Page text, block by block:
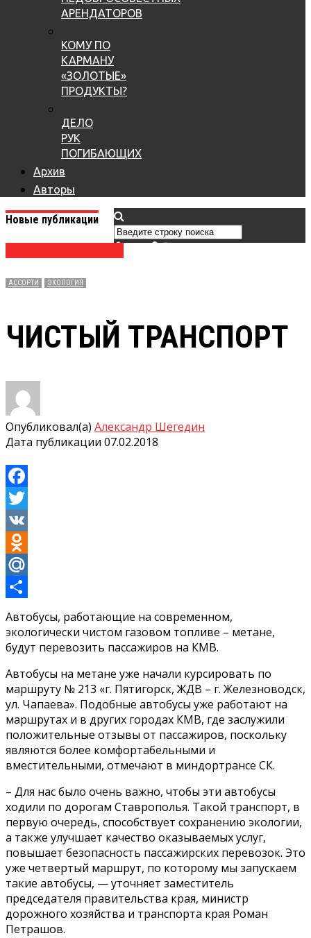
АРЕНДАТОРОВ
КОМУ ПО
КАРМАНУ
«ЗОЛОТЫЕ»
ПРОДУКТЫ?
ДЕЛО
РУК
ПОГИБАЮЩИХ
Архив
Авторы
АССОРТИ ЭКОЛОГИЯ
ЧИСТЫЙ ТРАНСПОРТ
Опубликовал(а) Александр Шегедин
Дата публикации 07.02.2018
Facebook
Twitter
VK
Odnoklassniki
Mail.Ru
Отправить
Автобусы, работающие на современном,
экологически чистом газовом топливе – метане,
будут перевозить пассажиров на КМВ.
Автобусы на метане уже начали курсировать по
маршруту № 213 «г. Пятигорск, ЖДВ – г. Железноводск,
ул. Чапаева». Подобные автобусы уже работают на
маршрутах и в других городах КМВ, где заслужили
положительные отзывы от пассажиров, поскольку
являются более комфортабельными и
вместительными, отмечают в миндортрансе СК.
– Для нас было очень важно, чтобы эти автобусы
ходили по дорогам Ставрополья. Такой транспорт, в
первую очередь, способствует сохранению экологии,
а также улучшает качество оказываемых услуг,
повышает безопасность пассажирских перевозок. Это
уже четвертый маршрут, по которому мы запускаем
такие автобусы, — уточняет заместитель
председателя правительства края, министр
дорожного хозяйства и транспорта края Роман
Петрашов.
Новые публикации